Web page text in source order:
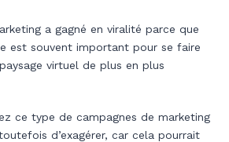
a gagné en viralité parce que
est souvent important pour se faire
virtuel de plus en plus
ce type de campagnes de marketing
d’exagérer, car cela pourrait